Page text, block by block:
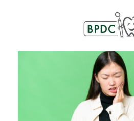
BPDC